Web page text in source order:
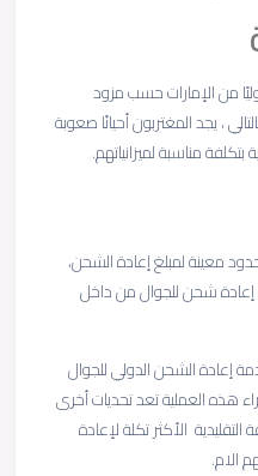
من الإمارات حسب مزود
، يجد المغتربون أحيانًا صعوبة
مناسبة لميزانياتهم.
معينة لمبلغ إعادة الشحن،
شحن للجوال من داخل
إعادة الشحن الدولي للجوال
هذه العملية تعد تحديات أخرى
الأكثر تكلة لإعادة
الام.